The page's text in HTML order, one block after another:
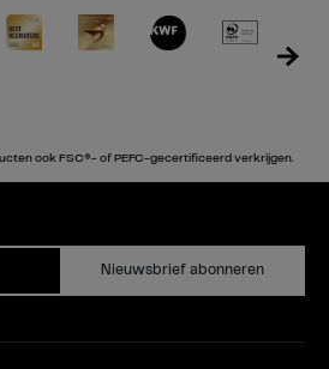
ook FSC®- of PEFC-gecertificeerd verkrijgen.
Nieuwsbrief abonneren